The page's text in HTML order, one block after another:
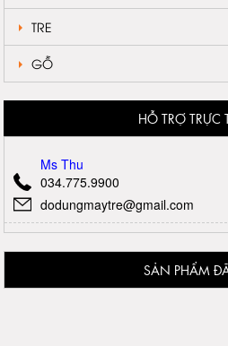
TRE
GỖ
HỖ TRỢ TRỰC
Ms Thu
034.775.9900
dodungmaytre@gmail.com
SẢN PHẨM